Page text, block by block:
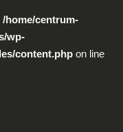
/home/centrum-
wp-
content.php on line